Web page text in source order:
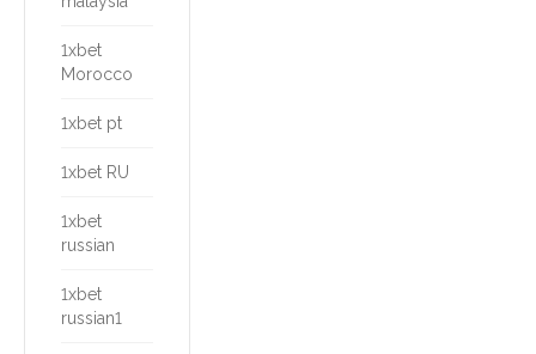
1xbet
Morocco
1xbet pt
1xbet RU
1xbet
russian
1xbet
russian1